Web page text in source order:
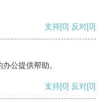
支持[0] 反对[0]
公提供帮助。
支持[0] 反对[0]